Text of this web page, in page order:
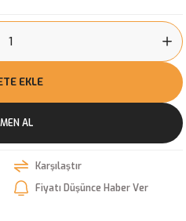
EKLE
AL
Karşılaştır
Fiyatı Düşünce Haber Ver